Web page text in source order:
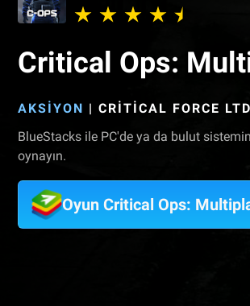
Critical Ops:
AKSIYON | CRITICAL FORCE
BlueStacks ile PC'de ya da bulut
oynayın.
Oyun Critical Ops: